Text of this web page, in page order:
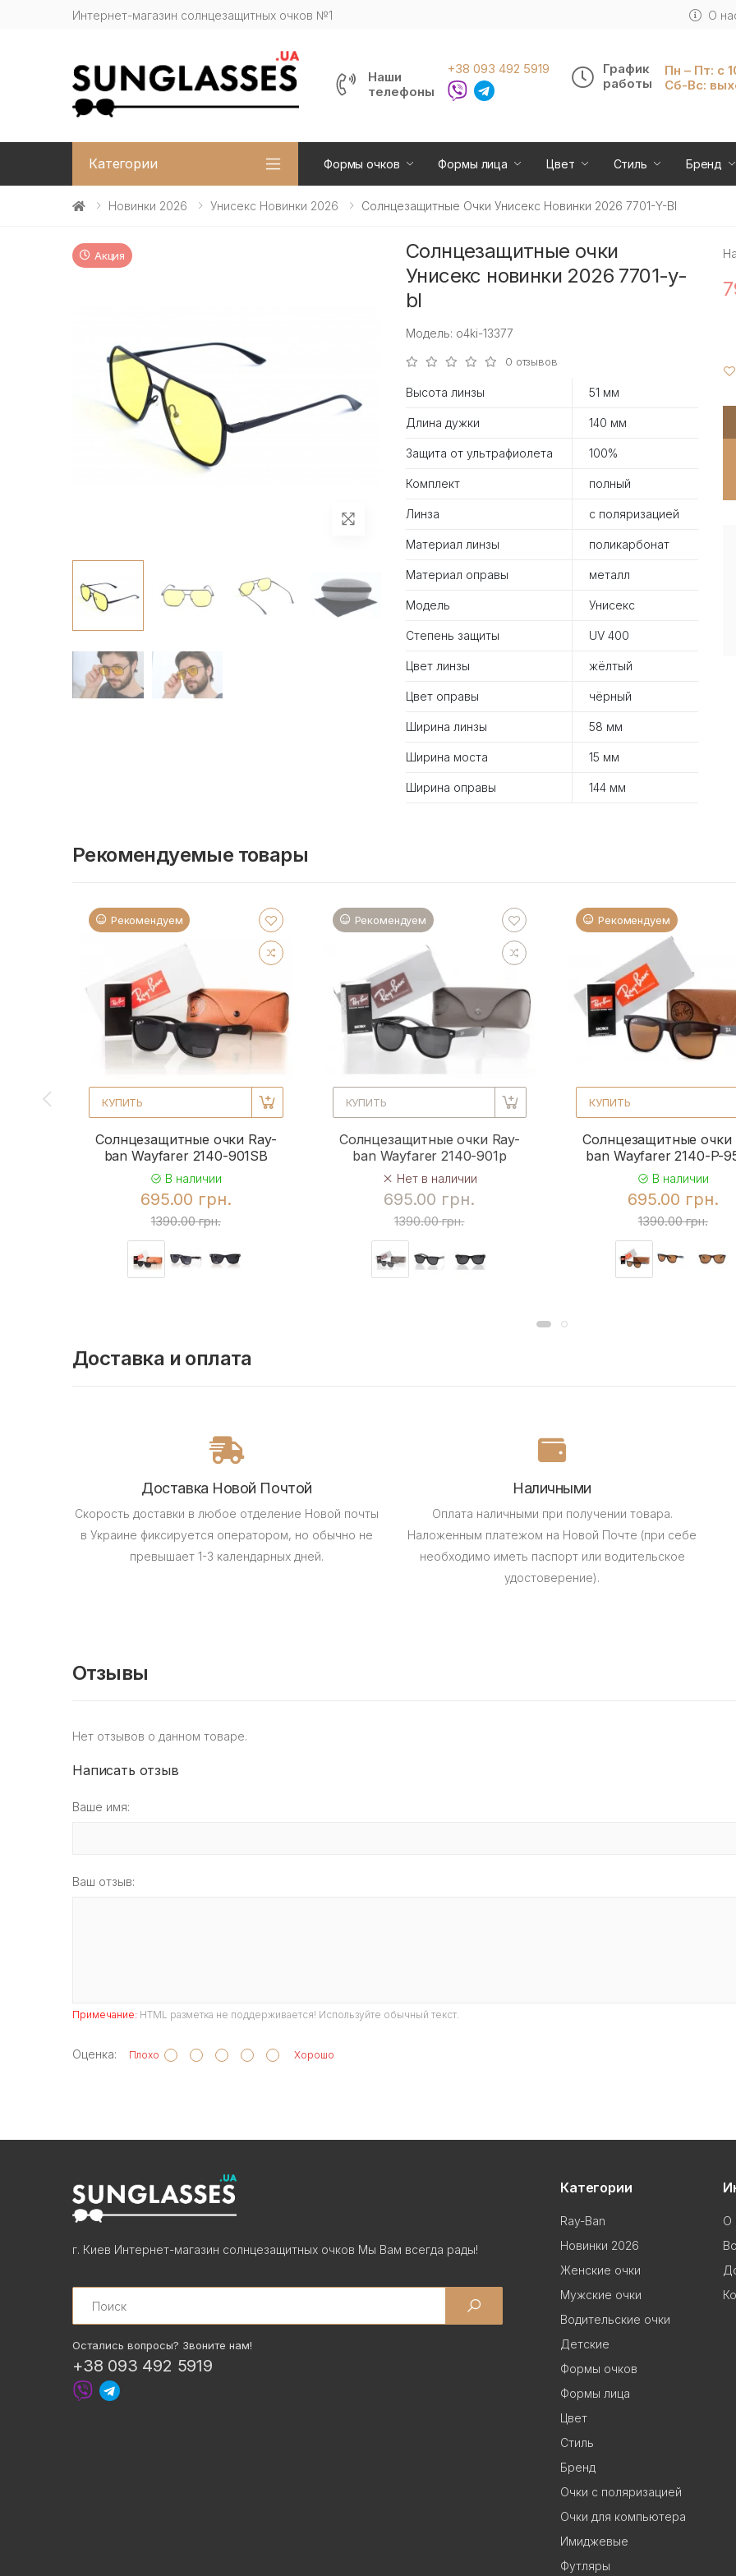
Интернет-магазин солнцезащитных очков №1 О
Наши
телефоны
+38 093 492 5919
График
работы
Пн – Пт: с
Сб-Вс:
Категории Формы очков Формы лица Цвет Стиль Бренд
Новинки 2026 Унисекс Новинки 2026 Солнцезащитные Очки Унисекс Новинки 2026 7701-Y-Bl
Акция
Солнцезащитные очки
Унисекс новинки 2026 7701-y-
bl
Модель: o4ki-13377
0 отзывов
Высота линзы 51 мм
Длина дужки 140 мм
Защита от ультрафиолета 100%
Комплект полный
Линза с поляризацией
Материал линзы поликарбонат
Материал оправы металл
Модель Унисекс
Степень защиты UV 400
Цвет линзы жёлтый
Цвет оправы чёрный
Ширина линзы 58 мм
Ширина моста 15 мм
Ширина оправы 144 мм
Рекомендуемые товары
Рекомендуем
КУПИТЬ
Солнцезащитные очки Ray-
ban Wayfarer 2140-901SB
В наличии
695.00 грн.
1390.00 грн.
Рекомендуем
КУПИТЬ
Солнцезащитные очки Ray-
ban Wayfarer 2140-901p
Нет в наличии
695.00 грн.
1390.00 грн.
Рекомендуем
КУПИТЬ
Солнцезащитные очки
ban Wayfarer 2140-P-
В наличии
695.00 грн.
1390.00 грн.
Доставка и оплата
Доставка Новой Почтой
Скорость доставки в любое отделение Новой почты
в Украине фиксируется оператором, но обычно не
превышает 1-3 календарных дней.
Наличными
Оплата наличными при получении товара.
Наложенным платежом на Новой Почте (при себе
необходимо иметь паспорт или водительское
удостоверение).
Отзывы
Нет отзывов о данном товаре.
Написать отзыв
Ваше имя:
Ваш отзыв:
Примечание: HTML разметка не поддерживается! Используйте обычный текст.
Оценка: Плохо Хорошо
г. Киев Интернет-магазин солнцезащитных очков Мы Вам всегда рады!
Search
Остались вопросы? Звоните нам!
+38 093 492 5919
Категории
Ray-Ban
Новинки 2026
Женские очки
Мужские очки
Водительские очки
Детские
Формы очков
Формы лица
Цвет
Стиль
Бренд
Очки с поляризацией
Очки для компьютера
Имиджевые
Футляры
О